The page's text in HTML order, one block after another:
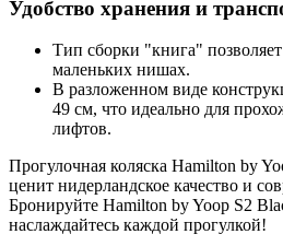
Удобство хранения и
Тип сборки "книга"
маленьких нишах.
В разложенном виде
49 см, что идеально для
лифтов.
Прогулочная коляска Hamilton by
ценит нидерландское качество и
Бронируйте Hamilton by Yoop S2
наслаждайтесь каждой прогулкой!